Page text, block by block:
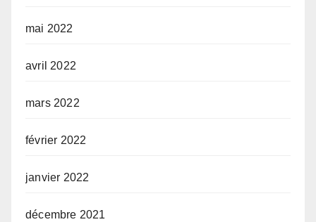
mai 2022
avril 2022
mars 2022
février 2022
janvier 2022
décembre 2021